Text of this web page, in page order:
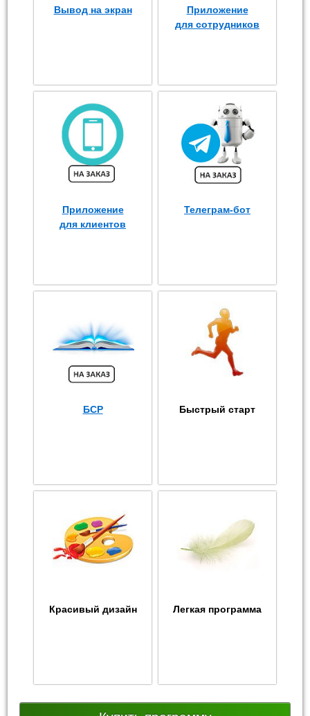
Вывод на экран
Приложение
для сотрудников
Приложение
для клиентов
Телеграм-бот
БСР Быстрый старт
Красивый дизайн Легкая программа